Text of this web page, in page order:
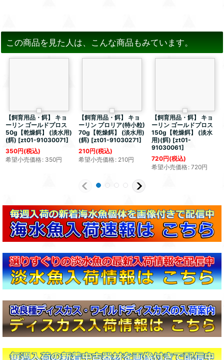
この商品を見た人は、こんな商品もみています。
【飼育用品・餌】 キョ
ーリン ゴールドプロス
50g【乾燥餌】 (淡水用)
(餌) [zt01-91030071]
350円(税込)
希望小売価格: 350円
【飼育用品・餌】 キョ
ーリン プロリア(特小粒)
70g【乾燥餌】 (淡水用)
(餌) [zt01-91030271]
210円(税込)
希望小売価格: 210円
【飼育用品・餌】 キョ
ーリン ゴールドプロス
150g【乾燥餌】 (淡水
用)(餌) [zt01-
91030061]
720円(税込)
希望小売価格: 720円